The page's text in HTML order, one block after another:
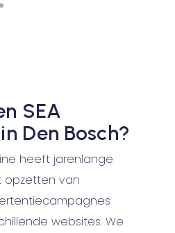
SEA
Den Bosch?
heeft jarenlange
opzetten van
websites. We